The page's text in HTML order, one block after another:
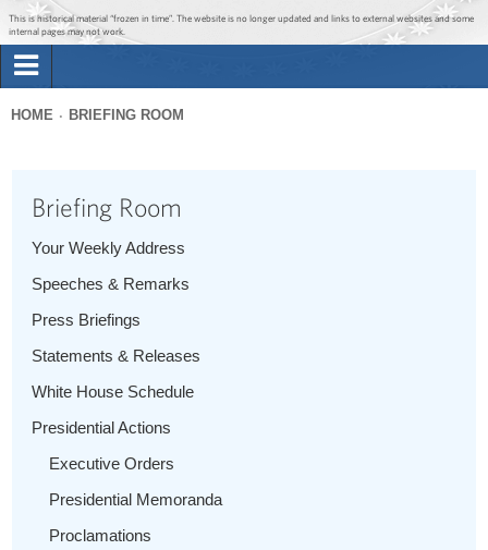
Jump to main content
Jump to navigation
This is historical material “frozen in time”. The website is no longer updated and links to external websites and some
internal pages may not work.
Briefing Room
1600 Penn
here
HOME BRIEFING ROOM
Briefing Room
Your Weekly Address
Speeches & Remarks
Press Briefings
Statements & Releases
White House Schedule
Presidential Actions
Executive Orders
Presidential Memoranda
Proclamations